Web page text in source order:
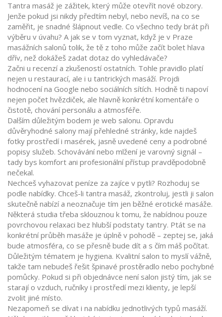
Tantra masáž je zážitek, který může otevřít nové obzory.
Jenže pokud jsi nikdy předtím nebyl, nebo nevíš, na co se
zaměřit, je snadné šlápnout vedle. Co všechno tedy brát při
výběru v úvahu? A jak se v tom vyznat, když je v Praze
masážních salonů tolik, že tě z toho může začít bolet hlava
dřív, než dokážeš zadat dotaz do vyhledávače?
Začni u recenzí a zkušeností ostatních. Tohle pravidlo platí
nejen u restaurací, ale i u tantrických masáží. Projdi
hodnocení na Google nebo sociálních sítích. Hodně ti napoví
nejen počet hvězdiček, ale hlavně konkrétní komentáře o
čistotě, chování personálu a atmosféře.
Dalším důležitým bodem je web salonu. Opravdu
důvěryhodné salony mají přehledné stránky, kde najdeš
fotky prostředí i masérek, jasně uvedené ceny a podrobné
popisy služeb. Schovávání nebo mlžení je varovný signál –
tady bys komfort ani profesionální přístup pravděpodobně
nečekal.
Nechceš vyhazovat peníze za zajíce v pytli? Rozhoduj se
podle nabídky. Chceš-li tantra masáž, zkontroluj, jestli ji salon
skutečně nabízí a neoznačuje tím jen běžné erotické masáže.
Některá studia třeba sklouznou k tomu, že nabídnou pouze
povrchovou relaxaci bez hlubší podstaty tantry. Ptát se na
konkrétní průběh masáže je úplně v pohodě – zeptej se, jaká
bude atmosféra, co se přesně bude dít a s čím máš počítat.
Důležitým tématem je hygiena. Kvalitní salon to myslí vážně,
takže tam nebudeš řešit špinavé prostěradlo nebo pochybné
pomůcky. Pokud si při objednávce není salon jistý tím, jak se
starají o vzduch, ručníky i prostředí mezi klienty, je lepší
zvolit jiné místo.
Nezapomeň se dívat i na nabídku jednotlivých typů masáží.